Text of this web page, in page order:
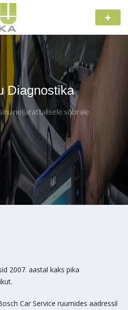
Diagnostika
neljarattalisele sõbrale
2007. aastal kaks pika
Car Service ruumides aadressil